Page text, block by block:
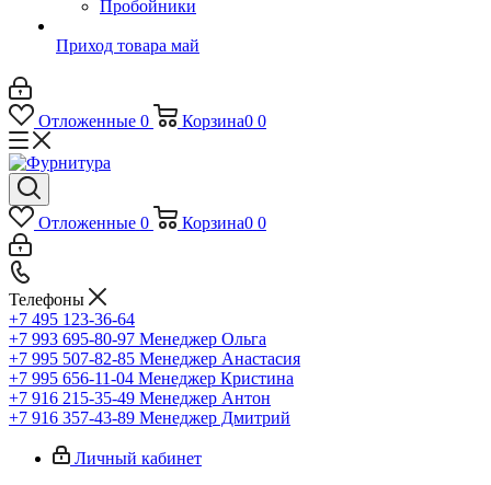
Пробойники
Приход товара май
Отложенные 0 Корзина0 0
Отложенные 0 Корзина0 0
Телефоны
+7 495 123-36-64
+7 993 695-80-97 Менеджер Ольга
+7 995 507-82-85 Менеджер Анастасия
+7 995 656-11-04 Менеджер Кристина
+7 916 215-35-49 Менеджер Антон
+7 916 357-43-89 Менеджер Дмитрий
Личный кабинет